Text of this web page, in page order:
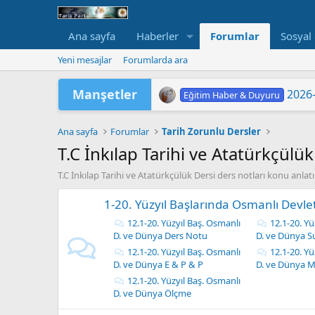
Ana sayfa Haberler Forumlar
Yeni mesajlar Forumlarda ara
Manşetler
Eğitim Haber & Duyuru
Eğitim Haber & Duyuru
Eğitim Haber & Duyuru
Eğitim Haber & Duyuru
TÜRKİYE YÜZYILI
Eğitim Haber & Duyuru
2026 Yükseköğretim
Eğitim Haber & Duyuru
Eğitim Haber & Duyuru
2026 HAZİRAN DÖNEMİ
Ana sayfa Forumlar Tarih Zorunlu Dersler
T.C İnkılap Tarihi ve
T.C İnkılap Tarihi ve Atatürkçülük Dersi ders notları konu
1-20. Yüzyıl Başlarında Osmanlı
12.1-20. Yüzyıl Baş. Osmanlı
D. ve Dünya Ders Notu
12.1-20.
D. ve Dünya
12.1-20. Yüzyıl Baş. Osmanlı
D. ve Dünya E & P & P
12.1-20.
D. ve Dünya
12.1-20. Yüzyıl Baş. Osmanlı
D. ve Dünya Ölçme